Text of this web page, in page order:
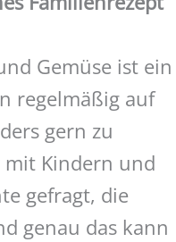
Gemüse ist ein
regelmäßig auf
gern zu
mit Kindern und
gefragt, die
genau das kann